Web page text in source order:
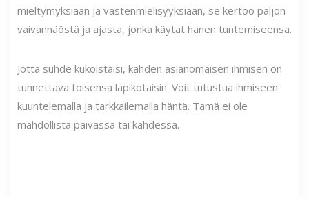
mieltymyksiään ja vastenmielisyyksiään, se kertoo paljon
vaivannäöstä ja ajasta, jonka käytät hänen tuntemiseensa.
Jotta suhde kukoistaisi, kahden asianomaisen ihmisen on
tunnettava toisensa läpikotaisin. Voit tutustua ihmiseen
kuuntelemalla ja tarkkailemalla häntä. Tämä ei ole
mahdollista päivässä tai kahdessa.